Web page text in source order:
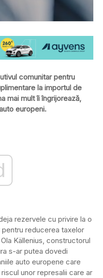
comunitar pentru
la importul de
mai mult îi îngrijorează,
europeni.
rezervele cu privire la o
reducerea taxelor
Källenius, constructorul
s-ar putea dovedi
auto europene care
unor represalii care ar